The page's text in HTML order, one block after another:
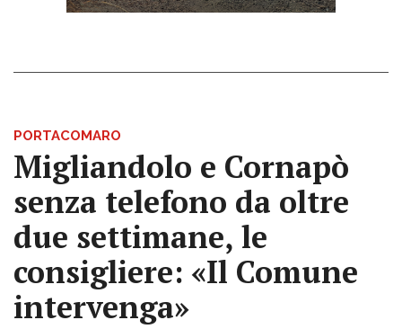
PORTACOMARO
Migliandolo e Cornapò
senza telefono da oltre
due settimane, le
consigliere: «Il Comune
intervenga»